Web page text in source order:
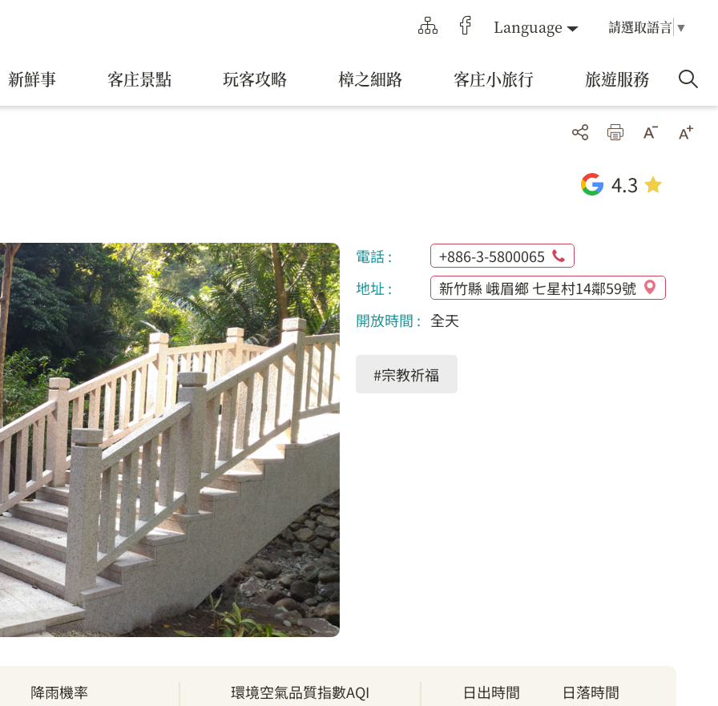
Language 請選取語言 ▼
新鮮事 客庄景點 玩客攻略 樟之細路 客庄小旅行 旅遊服務
4.3
電話 :
+886-3-5800065
地址 :
新竹縣 峨眉鄉 七星村14鄰59號
開放時間 : 全天
#宗教祈福
降雨機率 環境空氣品質指數AQI 日出時間 日落時間